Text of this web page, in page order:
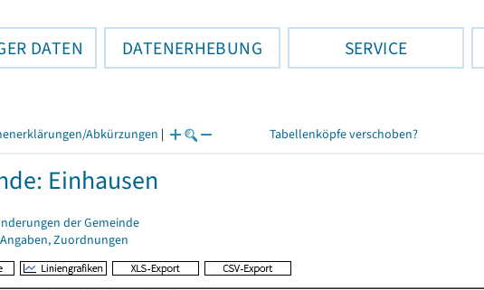
DATEN DATENERHEBUNG SERVICE
Abkürzungen | Tabellenköpfe verschoben?
Einhausen
der Gemeinde
Zuordnungen